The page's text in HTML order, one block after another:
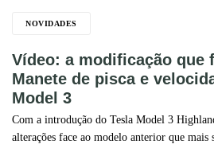
NOVIDADES
Vídeo: a modificação que
Manete de pisca e
Model 3
Com a introdução do Tesla Model 3
alterações face ao modelo anterior que mais